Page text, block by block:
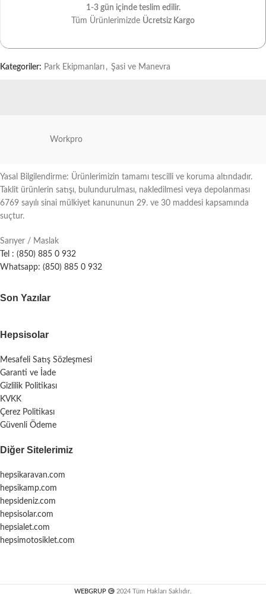
1-3 gün içinde teslim edilir.
Tüm Ürünlerimizde Ücretsiz Kargo
Kategoriler: Park Ekipmanları , Şasi ve Manevra
Workpro
Yasal Bilgilendirme: Ürünlerimizin tamamı tescilli ve koruma altındadır.
Taklit ürünlerin satışı, bulundurulması, nakledilmesi veya depolanması
6769 sayılı sinai mülkiyet kanununun 29. ve 30 maddesi kapsamında
suçtur.
Sarıyer / Maslak
Tel : (850) 885 0 932
Whatsapp: (850) 885 0 932
Son Yazılar
Hepsisolar
Mesafeli Satış Sözleşmesi
Garanti ve İade
Gizlilik Politikası
KVKK
Çerez Politikası
Güvenli Ödeme
Diğer Sitelerimiz
hepsikaravan.com
hepsikamp.com
hepsideniz.com
hepsisolar.com
hepsialet.com
hepsimotosiklet.com
WEBGRUP 2024 Tüm Hakları Saklıdır.